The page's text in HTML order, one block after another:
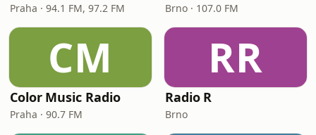
Praha · 94.1 FM, 97.2 FM Brno · 107.0 FM
CM
Color Music Radio
Praha · 90.7 FM
RR
Radio R
Brno